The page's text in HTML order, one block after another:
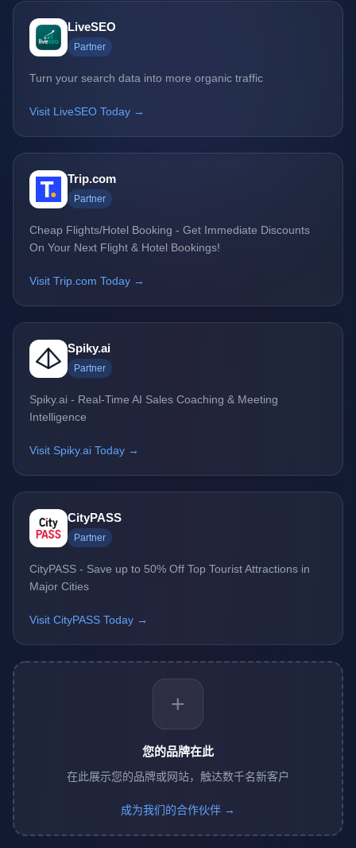
LiveSEO
Partner
Turn your search data into more organic traffic
Visit LiveSEO Today →
Trip.com
Partner
Cheap Flights/Hotel Booking - Get Immediate Discounts
On Your Next Flight & Hotel Bookings!
Visit Trip.com Today →
Spiky.ai
Partner
Spiky.ai - Real-Time AI Sales Coaching & Meeting
Intelligence
Visit Spiky.ai Today →
CityPASS
Partner
CityPASS - Save up to 50% Off Top Tourist Attractions in
Major Cities
Visit CityPASS Today →
+
您的品牌在此
在此展示您的品牌或网站，触达数千名新客户
成为我们的合作伙伴 →